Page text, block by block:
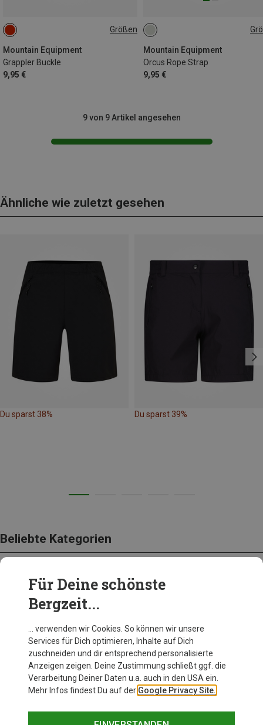
Größen
Mountain Equipment
Grappler Buckle
9,95 €
ONE SIZE
Mountain Equipment
Orcus Rope Strap
9,95 €
ONE SIZE
9 von 9 Artikel angesehen
Ähnliche wie zuletzt gesehen
Du sparst 38% Du sparst 39%
Beliebte Kategorien
BEKLEIDUNG
Für Deine schönste
Bergzeit...
… verwenden wir Cookies. So können wir unsere
Services für Dich optimieren, Inhalte auf Dich
zuschneiden und dir entsprechend personalisierte
Anzeigen zeigen. Deine Zustimmung schließt ggf. die
Verarbeitung Deiner Daten u.a. auch in den USA ein.
Mehr Infos findest Du auf der Google Privacy Site.